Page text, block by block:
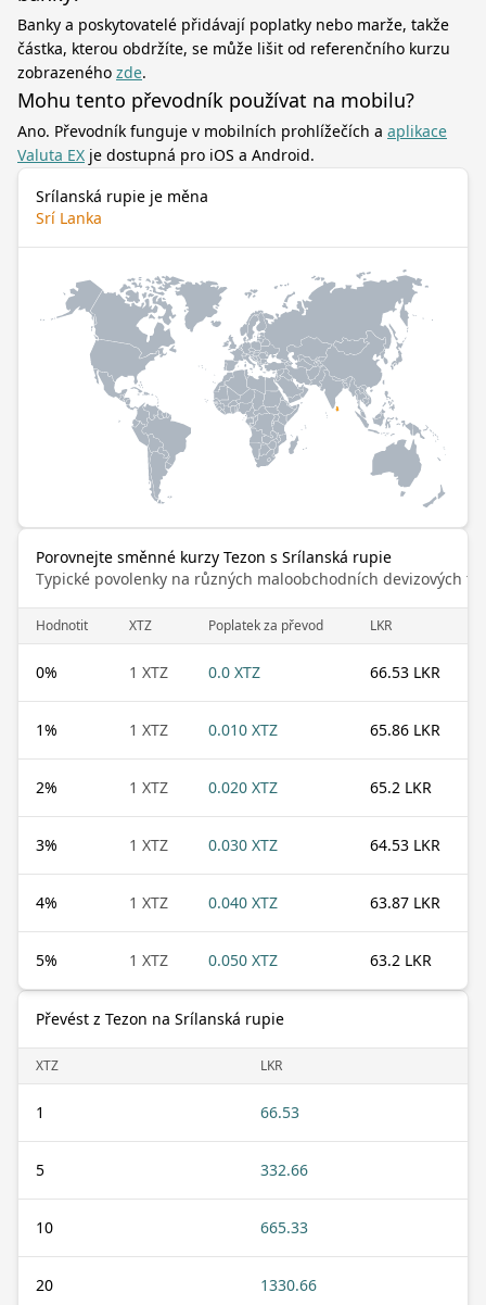
Banky a poskytovatelé přidávají poplatky nebo marže, takže
částka, kterou obdržíte, se může lišit od referenčního kurzu
zobrazeného zde.
Mohu tento převodník používat na mobilu?
Ano. Převodník funguje v mobilních prohlížečích a aplikace
Valuta EX je dostupná pro iOS a Android.
Srílanská rupie je měna
Srí Lanka
Porovnejte směnné kurzy Tezon s Srílanská rupie
Typické povolenky na různých maloobchodních devizových
Hodnotit XTZ Poplatek za převod LKR
0% 1 XTZ 0.0 XTZ 66.53 LKR
1% 1 XTZ 0.010 XTZ 65.86 LKR
2% 1 XTZ 0.020 XTZ 65.2 LKR
3% 1 XTZ 0.030 XTZ 64.53 LKR
4% 1 XTZ 0.040 XTZ 63.87 LKR
5% 1 XTZ 0.050 XTZ 63.2 LKR
Převést z Tezon na Srílanská rupie
XTZ LKR
1 66.53
5 332.66
10 665.33
20 1330.66